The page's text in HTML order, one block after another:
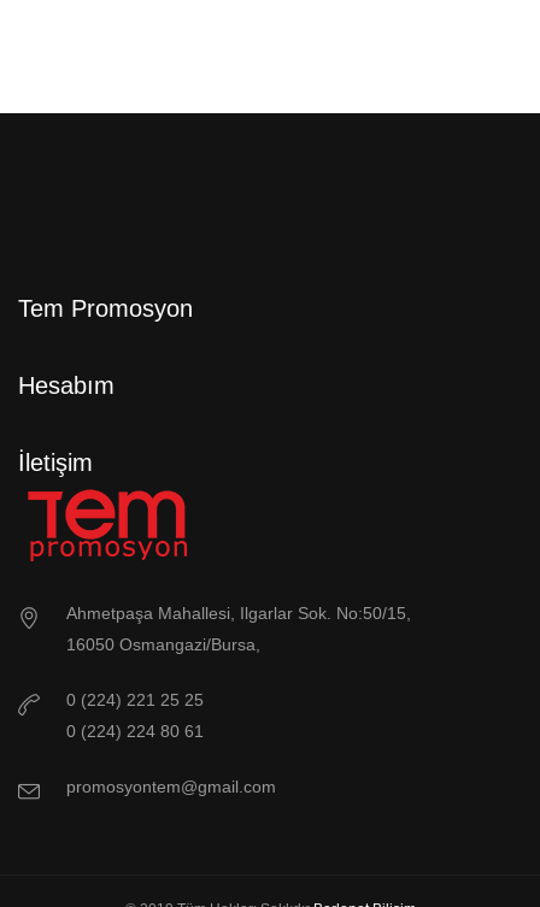
Tem Promosyon
Hesabım
İletişim
Ahmetpaşa Mahallesi, Ilgarlar Sok. No:50/15,
16050 Osmangazi/Bursa,
0 (224) 221 25 25
0 (224) 224 80 61
promosyontem@gmail.com